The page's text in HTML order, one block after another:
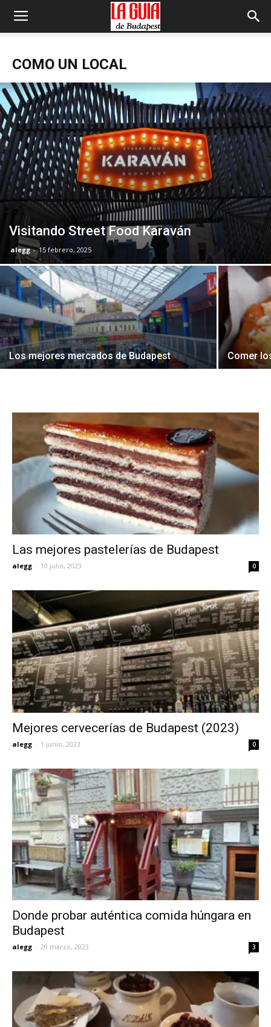
COMO UN LOCAL
Visitando Street Food Karaván
alegg - 15 febrero, 2025
Los mejores mercados de Budapest Comer
Las mejores pastelerías de Budapest
alegg - 10 julio, 2023 0
Mejores cervecerías de Budapest (2023)
alegg - 1 junio, 2023 0
Donde probar auténtica comida húngara en
Budapest
alegg - 20 marzo, 2023 3